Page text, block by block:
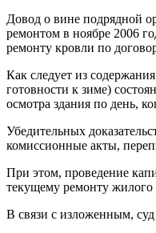
Довод о вине подрядной
ремонтом в ноябре 2006
ремонту кровли по
Как следует из
готовности к зиме)
осмотра здания по день,
Убедительных
комиссионные акты,
При этом, проведение
текущему ремонту жилого
В связи с изложенным,